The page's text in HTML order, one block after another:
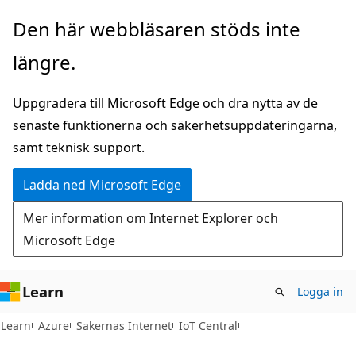
Hoppa
huvudinnehåll
Den här webbläsaren stöds inte
längre.
Uppgradera till Microsoft Edge och dra nytta av de
senaste funktionerna och säkerhetsuppdateringarna,
samt teknisk support.
Ladda ned Microsoft Edge
Mer information om Internet Explorer och
Microsoft Edge
Learn Logga in
Learn Azure Sakernas Internet IoT Central